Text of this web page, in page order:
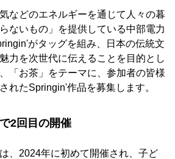
などのエネルギーを通じて人々の暮
ないもの」を提供している中部電力
がタッグを組み、日本の伝統文
力を次世代に伝えることを目的とし
「お茶」をテーマに、参加者の皆様
れたSpringin'作品を募集します。
2回目の開催
、2024年に初めて開催され、子ど